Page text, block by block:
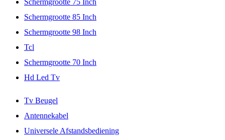
Schermgrootte 75 Inch
Schermgrootte 85 Inch
Schermgrootte 98 Inch
Tcl
Schermgrootte 70 Inch
Hd Led Tv
Tv Beugel
Antennekabel
Universele Afstandsbediening